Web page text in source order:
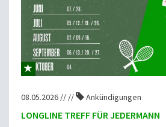
08.05.2026 // // Ankündigungen
LONGLINE TREFF FÜR JEDERMANN